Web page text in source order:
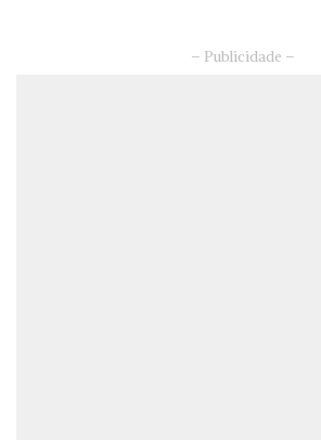
– Publicidade –